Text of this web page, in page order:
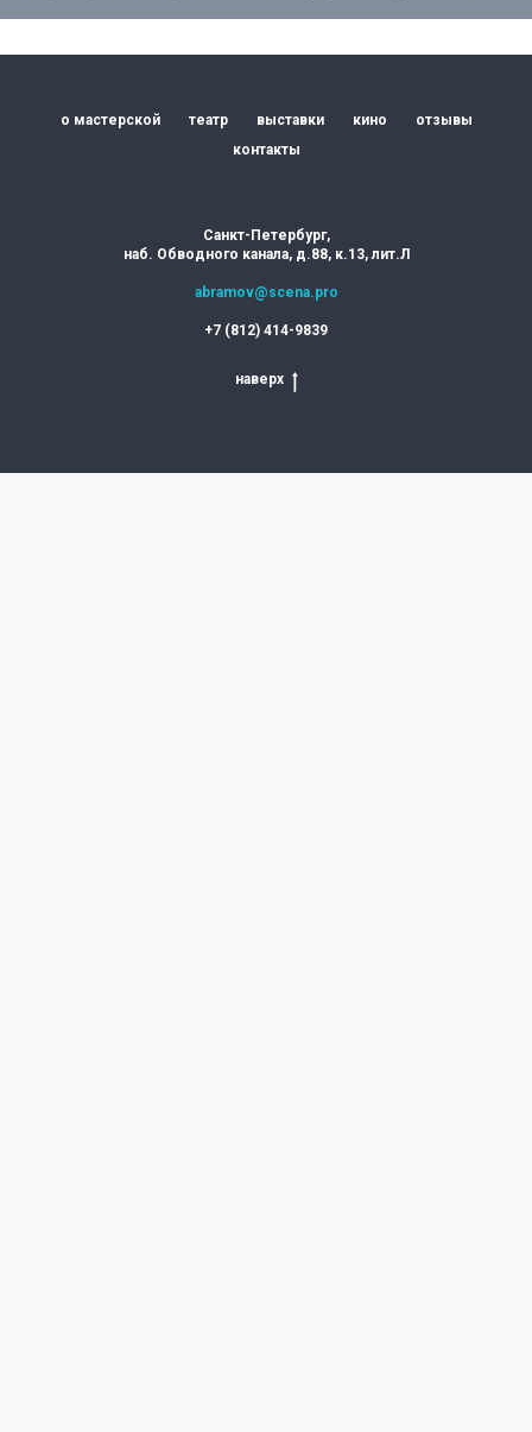
о мастерской театр выставки кино
отзывы
контакты
Санкт-Петербург,
наб. Обводного канала, д.88, к.13, лит.Л
abramov@scena.pro
+7 (812) 414-9839
наверх